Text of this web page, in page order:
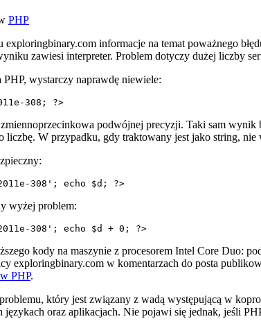
PHP
exploringbinary.com informacje na temat poważnego
zawiesi interpreter. Problem dotyczy dużej liczby
wystarczy naprawdę niewiele:
308; ?>
podwójnej precyzji. Taki sam
liczbę. W przypadku, gdy traktowany jest jako string, nie
308'; echo $d; ?>
wyżej problem:
308'; echo $d + 0; ?>
kody na maszynie z procesorem Intel Core Duo:
exploringbinary.com w komentarzach do posta
PHP.
który jest związany z wadą występującą w
oraz aplikacjach. Nie pojawi się jednak, jeśli